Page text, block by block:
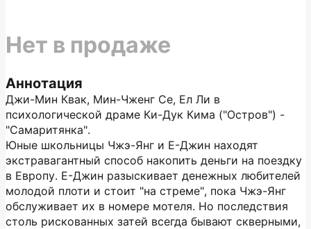
Аннотация
Джи-Мин Квак, Мин-Чженг Се, Ел Ли в
психологической драме Ки-Дук Кима ("Остров") -
"Самаритянка".
Юные школьницы Чжэ-Янг и Е-Джин находят
экстравагантный способ накопить деньги на поездку
в Европу. Е-Джин разыскивает денежных любителей
молодой плоти и стоит "на стреме", пока Чжэ-Янг
обслуживает их в номере мотеля. Но последствия
столь рискованных затей всегда бывают скверными,
Нет в продаже